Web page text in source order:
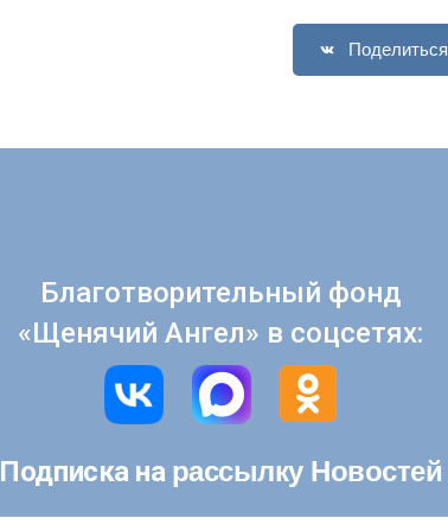
Поделиться
Благотворительный фонд
«Щенячий Ангел» в соцсетях:
Подписка на рассылку Новостей